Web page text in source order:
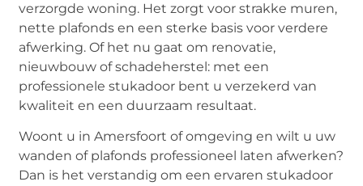
verzorgde woning. Het zorgt voor strakke muren,
nette plafonds en een sterke basis voor verdere
afwerking. Of het nu gaat om renovatie,
nieuwbouw of schadeherstel: met een
professionele stukadoor bent u verzekerd van
kwaliteit en een duurzaam resultaat.
Woont u in Amersfoort of omgeving en wilt u uw
wanden of plafonds professioneel laten afwerken?
Dan is het verstandig om een ervaren stukadoor